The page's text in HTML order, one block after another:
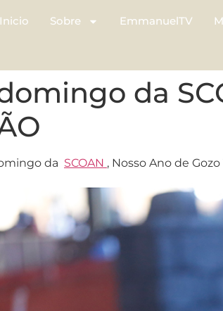
Inicio Sobre EmmanuelTV
da
da SCOAN , Nosso Ano de